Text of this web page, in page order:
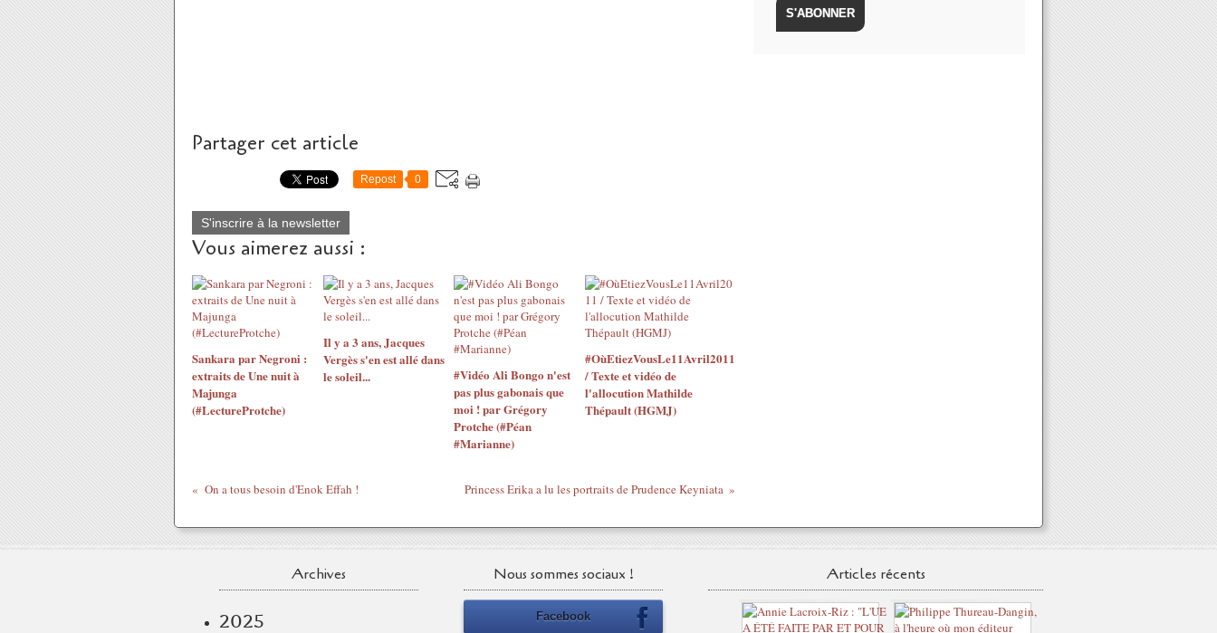
Partager cet article
Repost 0
S'inscrire à la newsletter
Vous aimerez aussi :
Sankara par Negroni :
extraits de Une nuit à
Majunga
(#LectureProtche)
Il y a 3 ans, Jacques
Vergès s'en est allé dans
le soleil...
#Vidéo Ali Bongo n'est
pas plus gabonais que
moi ! par Grégory
Protche (#Péan
#Marianne)
#OùEtiezVousLe11Avril2011
/ Texte et vidéo de
l'allocution Mathilde
Thépault (HGMJ)
On a tous besoin d'Enok Effah ! Princess Erika a lu les portraits de Prudence Keyniata
Archives
2025
Nous sommes sociaux !
Facebook
Articles récents